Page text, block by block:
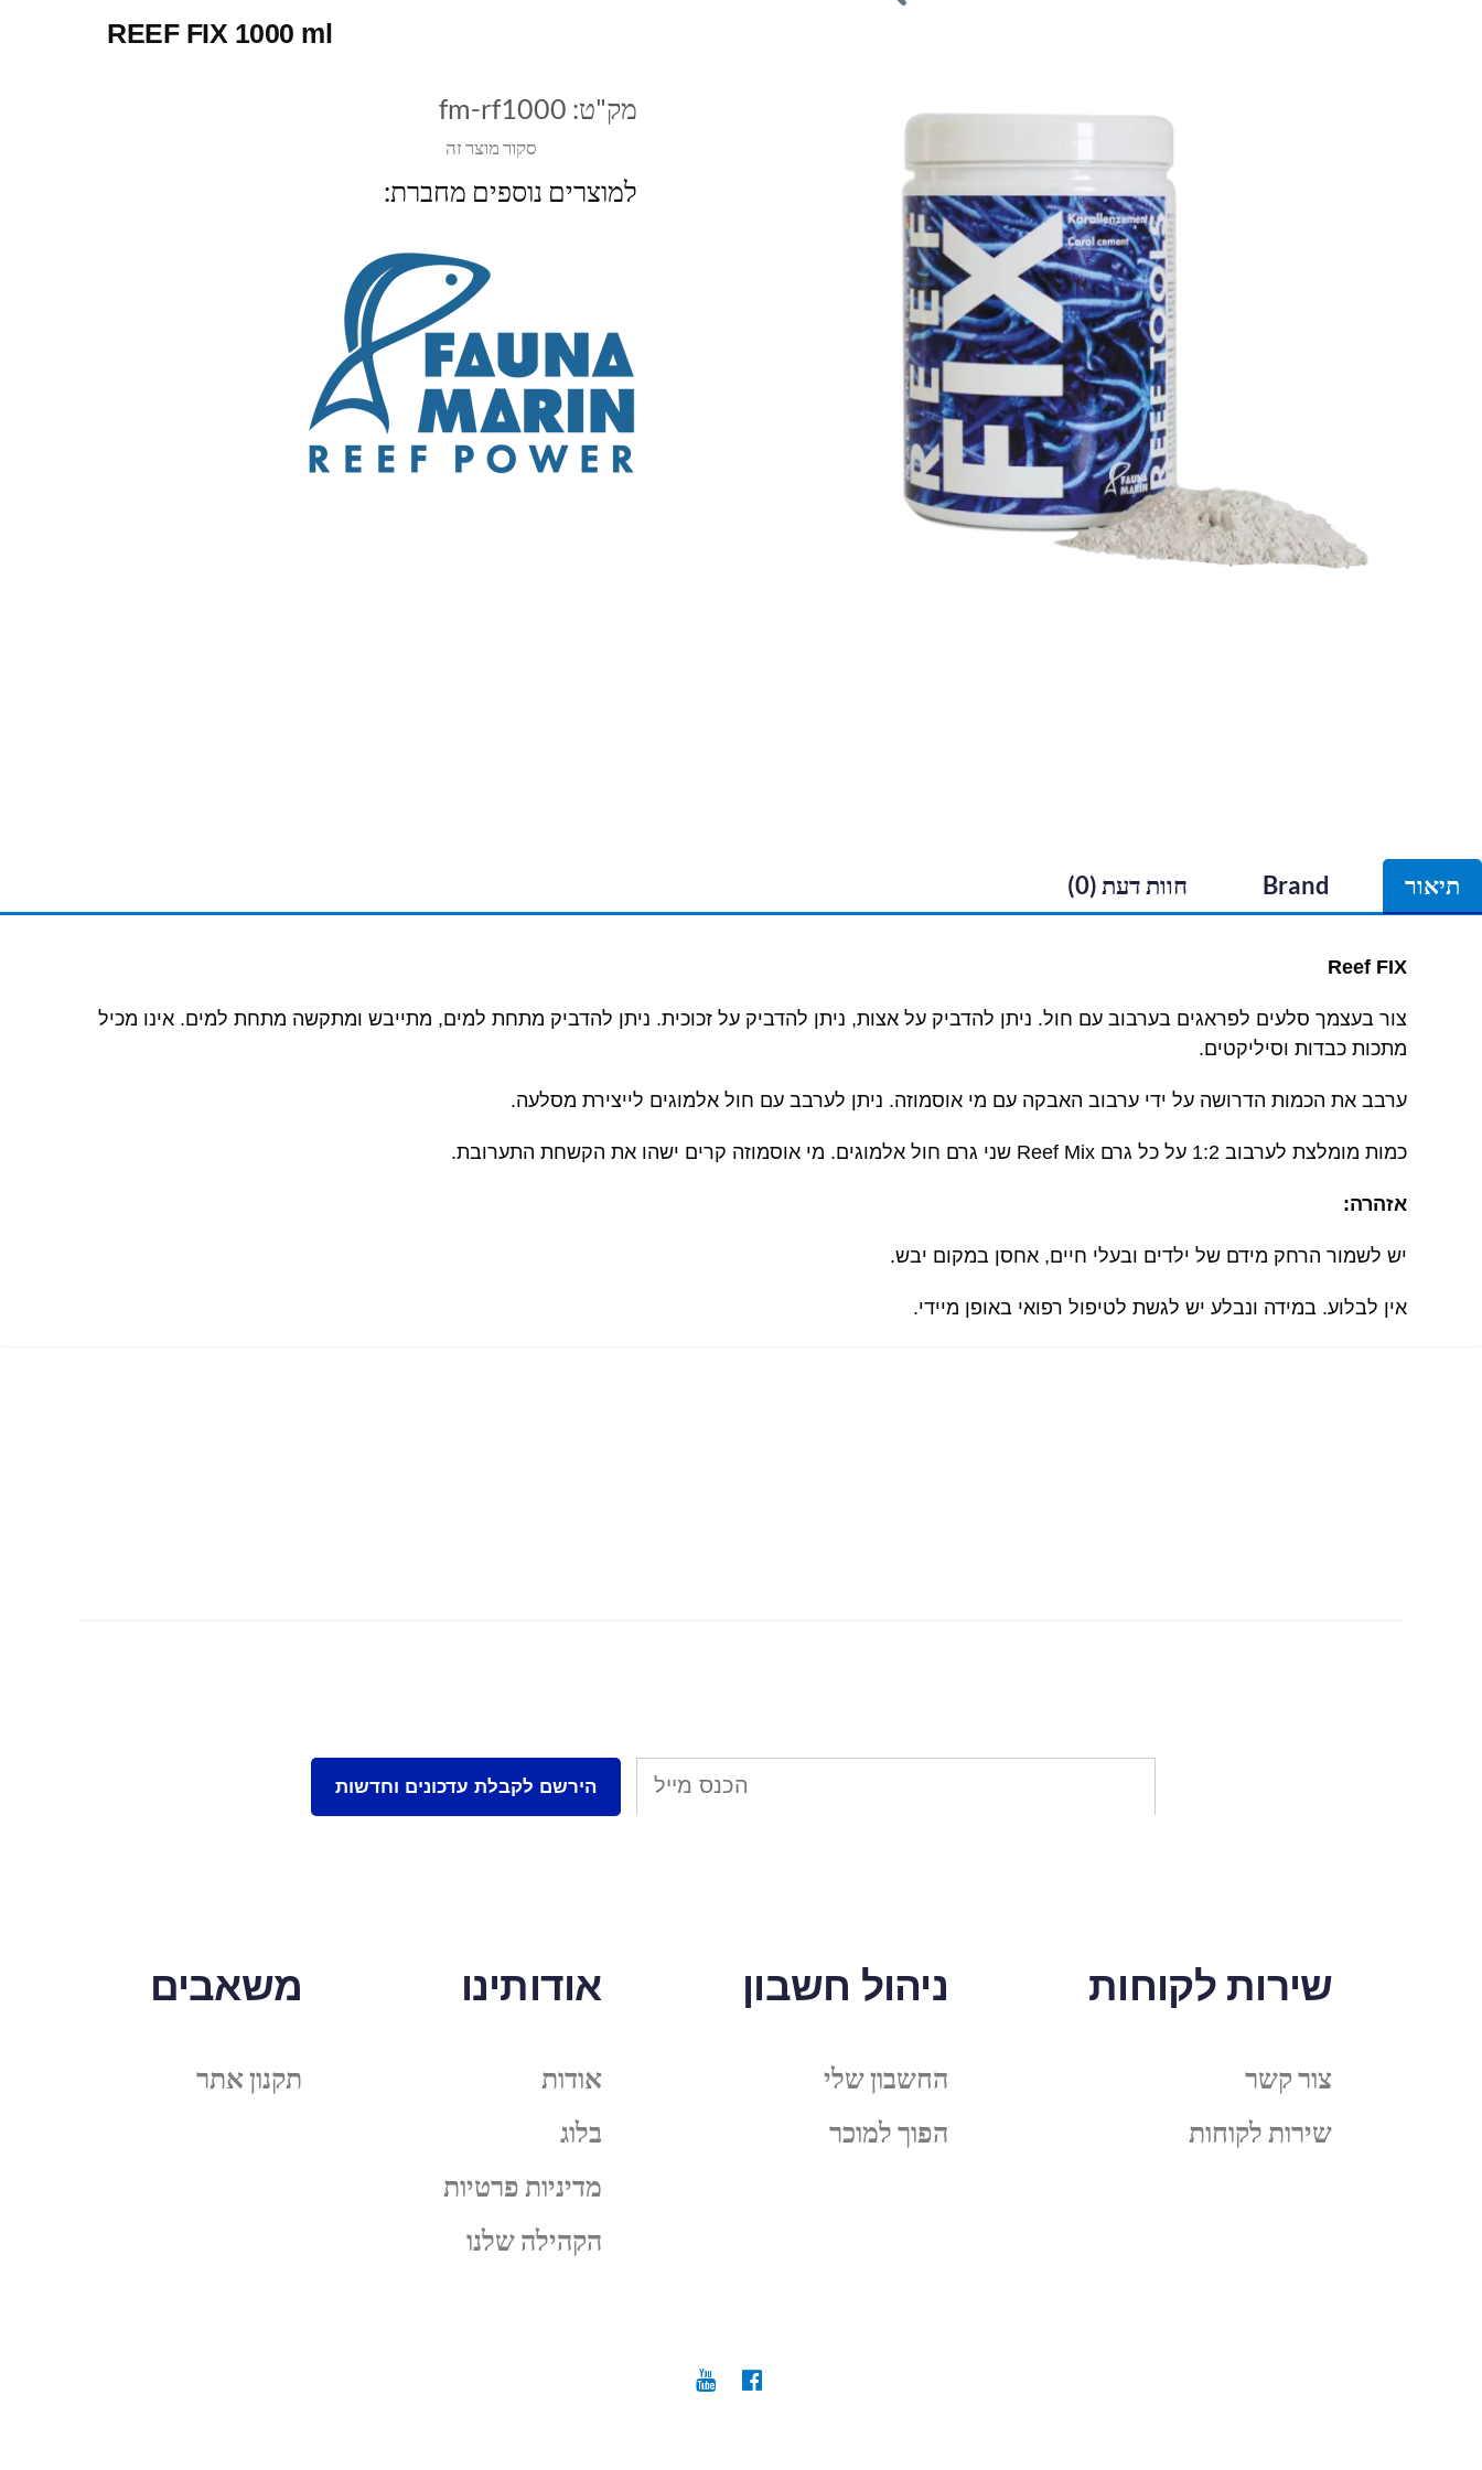
REEF FIX 1000 ml
סקור מוצר זה
מק"ט: fm-rf1000
למוצרים נוספים מחברת:
תיאור Brand חוות דעת (0)
Reef FIX
צור בעצמך סלעים לפראגים בערבוב עם חול. ניתן להדביק על אצות, ניתן להדביק על זכוכית. ניתן להדביק מתחת למים, מתייבש ומתקשה מתחת למים. אינו מכיל
מתכות כבדות וסיליקטים.
ערבב את הכמות הדרושה על ידי ערבוב האבקה עם מי אוסמוזה. ניתן לערבב עם חול אלמוגים לייצירת מסלעה.
כמות מומלצת לערבוב 1:2 על כל גרם Reef Mix שני גרם חול אלמוגים. מי אוסמוזה קרים ישהו את הקשחת התערובת.
אזהרה:
יש לשמור הרחק מידם של ילדים ובעלי חיים, אחסן במקום יבש.
אין לבלוע. במידה ונבלע יש לגשת לטיפול רפואי באופן מיידי.
שירות לקוחות
צור קשר
שירות לקוחות
ניהול חשבון
החשבון שלי
הפוך למוכר
אודותינו
אודות
בלוג
מדיניות פרטיות
הקהילה שלנו
משאבים
תקנון אתר